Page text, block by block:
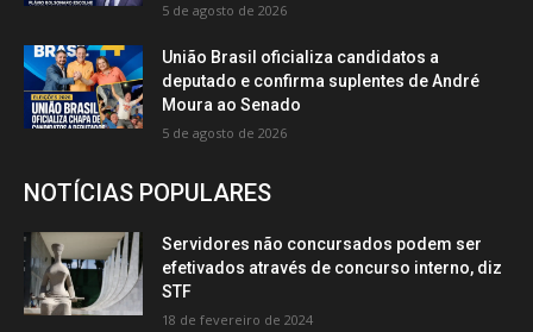
5 de agosto de 2026
União Brasil oficializa candidatos a
deputado e confirma suplentes de André
Moura ao Senado
5 de agosto de 2026
NOTÍCIAS POPULARES
Servidores não concursados podem ser
efetivados através de concurso interno, diz
STF
18 de fevereiro de 2024